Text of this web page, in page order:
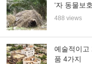
‘자 동물보
488 views
예술적이고
품 4가지